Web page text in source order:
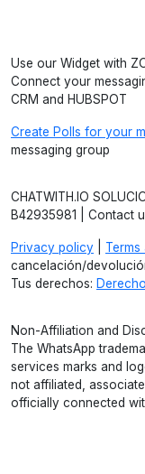
Use our Widget with
Connect your
CRM and HUBSPOT
Create Polls for your
messaging group
CHATWITH.IO
B42935981 | Contact
Privacy policy
cancelación/
Tus derechos:
Non-Affiliation and
The WhatsApp
services marks and
not affiliated,
officially connected